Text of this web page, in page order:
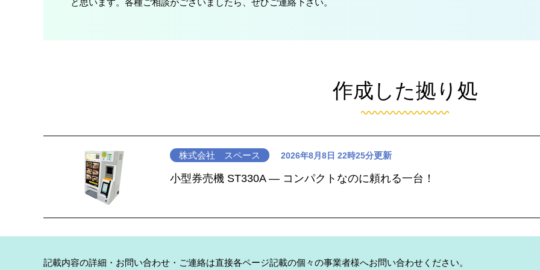
と思います。各種ご相談がございましたら、ぜひご連絡下さい。
作成した拠り処
株式会社 スペース 2026年8月8日 22時25分更新
小型券売機 ST330A ― コンパクトなのに頼れる一台！
記載内容の詳細・お問い合わせ・ご連絡は直接各ページ記載の個々の事業者様へお問い合わせください。